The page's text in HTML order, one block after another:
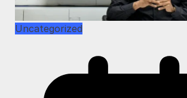
Uncategorized